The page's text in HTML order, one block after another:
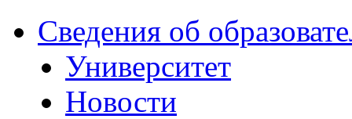
Сведения об
Университет
Новости